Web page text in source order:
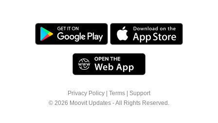
Privacy Policy Terms
Support
© 2026 Moovit Updates - All Rights Reserved.